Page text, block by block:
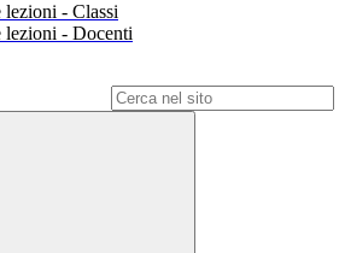
- Classi
lezioni - Docenti